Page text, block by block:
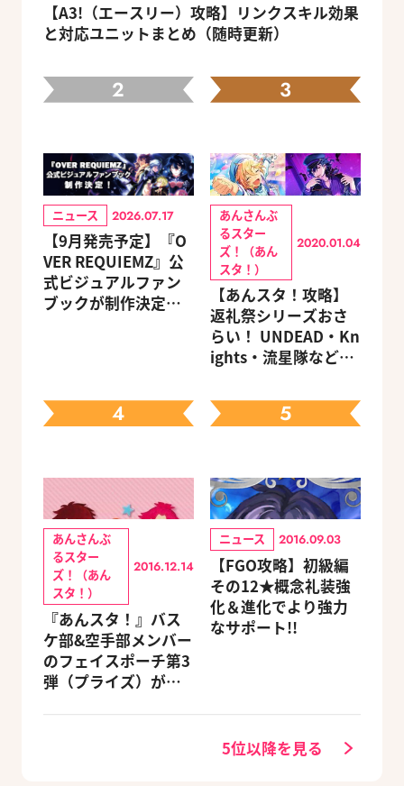
【A3!（エースリー）攻略】リンクスキル効果
と対応ユニットまとめ（随時更新）
2
ニュース 2026.07.17
【9月発売予定】『O
VER REQUIEMZ』公
式ビジュアルファン
ブックが制作決定！
3
あんさんぶ
るスター
ズ！（あん
スタ！）
2020.01.04
【あんスタ！攻略】
返礼祭シリーズおさ
らい！ UNDEAD・Kn
ights・流星隊など、
ェック
4
あんさんぶ
るスター
ズ！（あん
スタ！）
2016.12.14
『あんスタ！』バス
ケ部&空手部メンバー
のフェイスポーチ第3
弾（プライズ）がこ
5
ニュース 2016.09.03
【FGO攻略】初級編
その12★概念礼装強
化＆進化でより強力
なサポート!!
5位以降を見る